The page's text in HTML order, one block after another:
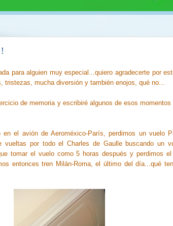
para alguien muy especial...quiero agradecerte por
tristezas, mucha diversión y también enojos, qué no...
de memoria y escribiré algunos de esos momentos
el avión de Aeroméxico-París, perdimos un vuelo
vueltas por todo el Charles de Gaulle buscando un
tomar el vuelo como 5 horas después y perdimos
entonces tren Milán-Roma, el último del día...qué